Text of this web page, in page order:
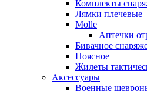
Комплекты
Лямки плечевые
Molle
Аптечки
Бивачное
Поясное
Жилеты
Аксессуары
Военные